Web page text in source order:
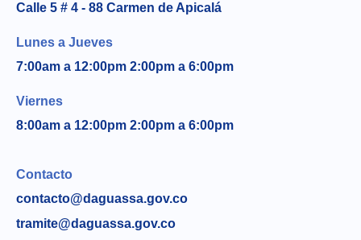
Calle 5 # 4 - 88 Carmen de Apicalá
Lunes a Jueves
7:00am a 12:00pm 2:00pm a 6:00pm
Viernes
8:00am a 12:00pm 2:00pm a 6:00pm
Contacto
contacto@daguassa.gov.co
tramite@daguassa.gov.co